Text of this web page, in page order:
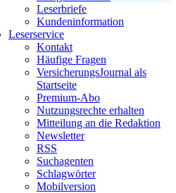
Leserbriefe
Kundeninformation
Leserservice
Kontakt
Häufige Fragen
VersicherungsJournal als
Startseite
Premium-Abo
Nutzungsrechte erhalten
Mitteilung an die Redaktion
Newsletter
RSS
Suchagenten
Schlagwörter
Mobilversion